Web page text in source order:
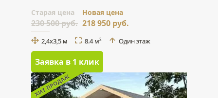
Cтарая цена
230 500 руб.
Новая цена
218 950 руб.
2,4x3,5 м 8.4 м2 Один этаж
Заявка в 1 клик